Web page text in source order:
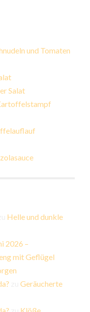
und Tomaten
Salat
Helle und dunkle
2026 –
mit Geflügel
zuGeräucherte